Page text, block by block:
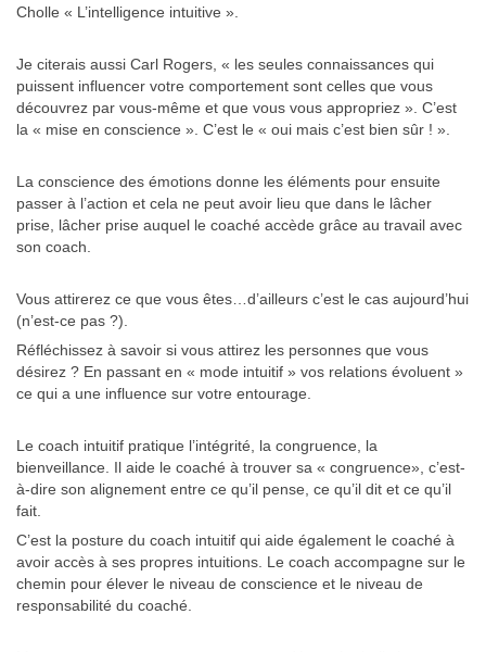
Cholle « L’intelligence intuitive ».
Je citerais aussi Carl Rogers, « les seules connaissances qui
puissent influencer votre comportement sont celles que vous
découvrez par vous-même et que vous vous appropriez ». C’est
la « mise en conscience ». C’est le « oui mais c’est bien sûr ! ».
La conscience des émotions donne les éléments pour ensuite
passer à l’action et cela ne peut avoir lieu que dans le lâcher
prise, lâcher prise auquel le coaché accède grâce au travail avec
son coach.
Vous attirerez ce que vous êtes…d’ailleurs c’est le cas aujourd’hui
(n’est-ce pas ?).
Réfléchissez à savoir si vous attirez les personnes que vous
désirez ? En passant en « mode intuitif » vos relations évoluent »
ce qui a une influence sur votre entourage.
Le coach intuitif pratique l’intégrité, la congruence, la
bienveillance. Il aide le coaché à trouver sa « congruence», c’est-
à-dire son alignement entre ce qu’il pense, ce qu’il dit et ce qu’il
fait.
C’est la posture du coach intuitif qui aide également le coaché à
avoir accès à ses propres intuitions. Le coach accompagne sur le
chemin pour élever le niveau de conscience et le niveau de
responsabilité du coaché.